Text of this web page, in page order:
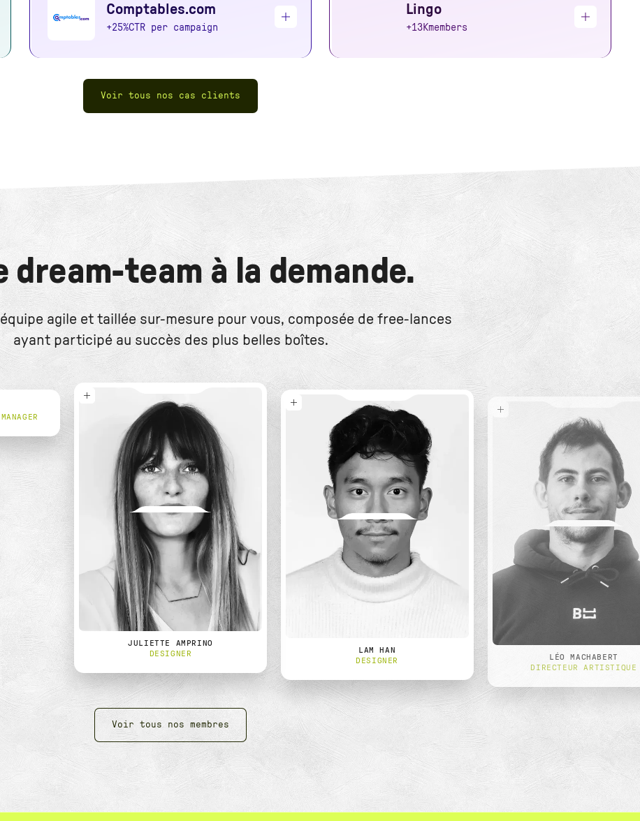
Comptables.com
+25%CTR per campaign
candidate acquisition strategy forComptables.com
Throughout the mission, their teams were highly
available and attentive to our constraints, helping us
LIRE LE CAS
Lingo
+13Kmembers
LIRE LE CAS
Voir tous nos cas clients
dream-team à la demande.
agile et taillée sur-mesure pour vous, composée de free-lances
ayant participé au succès des plus belles boîtes.
LÉO MACHABERT
DIRECTEUR ARTISTIQUE
LAM HAN
DESIGNER
JULIETTE AMPRINO
DESIGNER
Voir tous nos membres